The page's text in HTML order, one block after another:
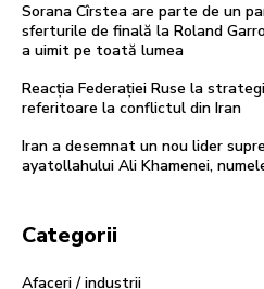
Sorana Cîrstea are parte de un
sferturile de finală la Roland
a uimit pe toată lumea
Reacția Federației Ruse la
referitoare la conflictul din Iran
Iran a desemnat un nou lider
ayatollahului Ali Khamenei,
Categorii
Afaceri / industrii